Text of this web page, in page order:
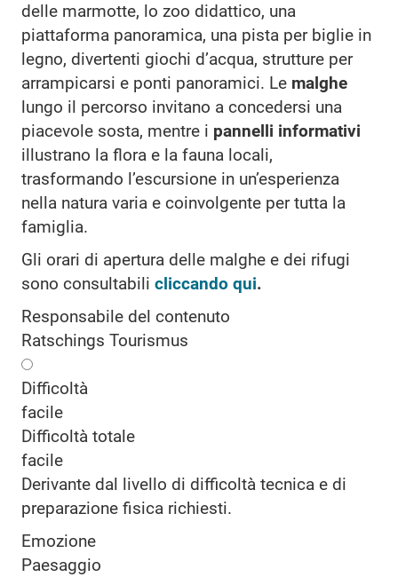
delle marmotte, lo zoo didattico, una
piattaforma panoramica, una pista per biglie in
legno, divertenti giochi d’acqua, strutture per
arrampicarsi e ponti panoramici. Le malghe
lungo il percorso invitano a concedersi una
piacevole sosta, mentre i pannelli informativi
illustrano la flora e la fauna locali,
trasformando l’escursione in un’esperienza
nella natura varia e coinvolgente per tutta la
famiglia.
Gli orari di apertura delle malghe e dei rifugi
sono consultabili cliccando qui.
Responsabile del contenuto
Ratschings Tourismus
Difficoltà
facile
Difficoltà totale
facile
Derivante dal livello di difficoltà tecnica e di
preparazione fisica richiesti.
Emozione
Paesaggio